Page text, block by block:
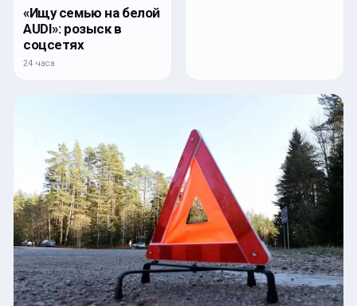
«Ищу семью на белой
AUDI»: розыск в
соцсетях
24 часа